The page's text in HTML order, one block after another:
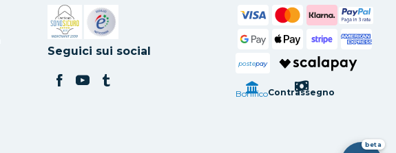
Si apre in una nuova scheda
Si apre in una nuova scheda
Seguici sui social
postepay
BonificoContrassegno
beta